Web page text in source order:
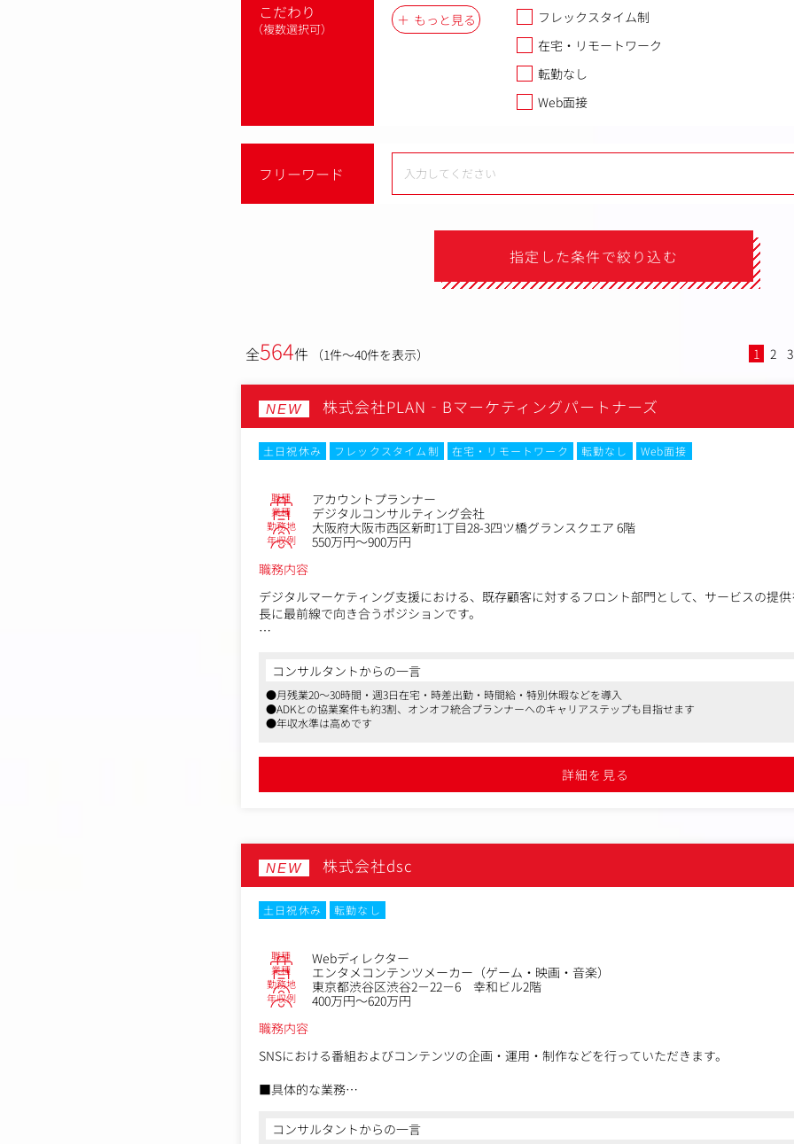
こだわり
（複数選択可）
もっと見る
フレックスタイム制
在宅・リモートワーク
転勤なし
Web面接
フリーワード
指定した条件で絞り込む
全564件 （1件～40件を表示） 1 2 3
NEW 株式会社PLAN‐Bマーケティングパートナーズ
土日祝休み フレックスタイム制 在宅・リモートワーク 転勤なし
Web面接
職種 アカウントプランナー
業種 デジタルコンサルティング会社
勤務地 大阪府大阪市西区新町1丁目28-3四ツ橋グランスクエア 6階
年収例
550万円～900万円
職務内容
デジタルマーケティング支援における、既存顧客に対するフロント部門として、サービスの提
長に最前線で向き合うポジションです。
データマーケティングといった多岐にわたるソリューションを統合的に提供していただきます。
単なる支援に留まらず、顧客の本質的な事業課題の解決、お取引規模の拡大、そして長期的なパ
（継続率向上）がミッションとなります。
同社のデジタルマーケティング支援事業は、顧客の事業成長と取引社数増加を背景に、毎年順
ります。
それに伴い、社内外のプロジェクトメンバーと共に顧客の事業成長に最前線で向き合うコアメ
ズです。
AIやデータ基盤を活用した効率化が進む環境で、最新の広告テクノロジーと戦略を学び、自身の
（本ポジションの魅力）
・AIおよびデータベースを用いた自動化に伴い、顧客の事業成長という本質的な課題解決と戦略
・広告/SEO/制作/インフルエンサーマーケティングなど幅広いデジタルマーケティングにおける
・ナショナルクライアントとの規模の大きな取り組みに携われる
・事業が成長しているフェーズに伴い、挑戦機会と裁量権がある
コンサルタントからの一言
●月残業20～30時間・週3日在宅・時差出勤・時間給・特別休暇などを導入
●ADKとの協業案件も約3割、オンオフ統合プランナーへのキャリアステップも目指せます
●年収水準は高めです
詳細を見る
NEW 株式会社dsc
土日祝休み
転勤なし
職種 Webディレクター
業種 エンタメコンテンツメーカー（ゲーム・映画・音楽）
勤務地 東京都渋谷区渋谷2－22－6 幸和ビル2階
年収例
400万円～620万円
職務内容
SNSにおける番組およびコンテンツの企画・運用・制作などを行っていただきます。
■具体的な業務
・プロジェクトの予算管理
・制作の進行および品質管理
コンサルタントからの一言